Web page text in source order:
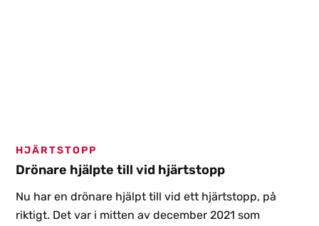
HJÄRTSTOPP
Drönare hjälpte till vid hjärtstopp
Nu har en drönare hjälpt till vid ett hjärtstopp, på
riktigt. Det var i mitten av december 2021 som